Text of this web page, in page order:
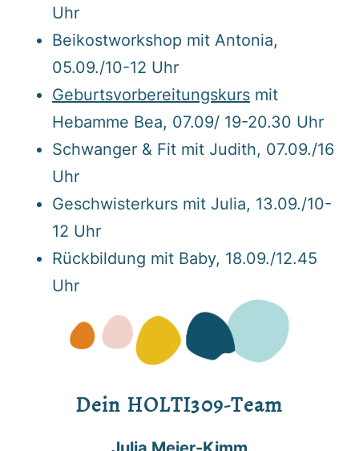
Uhr
Beikostworkshop mit Antonia,
05.09./10-12 Uhr
Geburtsvorbereitungskurs mit
Hebamme Bea, 07.09/ 19-20.30 Uhr
Schwanger & Fit mit Judith, 07.09./16
Uhr
Geschwisterkurs mit Julia, 13.09./10-
12 Uhr
Rückbildung mit Baby, 18.09./12.45
Uhr
Dein HOLTI309-Team